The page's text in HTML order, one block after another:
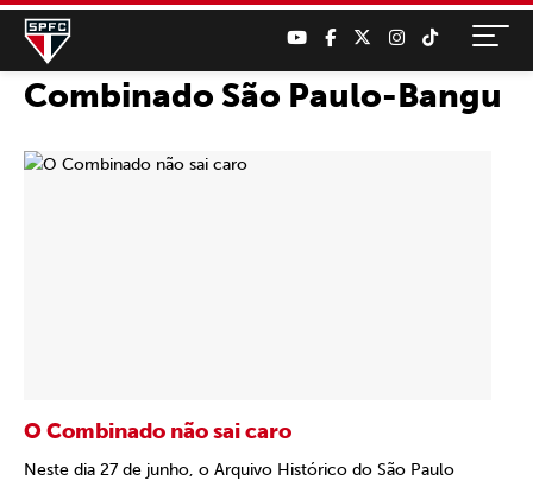
Combinado São Paulo-Bangu
O Combinado não sai caro
Neste dia 27 de junho, o Arquivo Histórico do São Paulo